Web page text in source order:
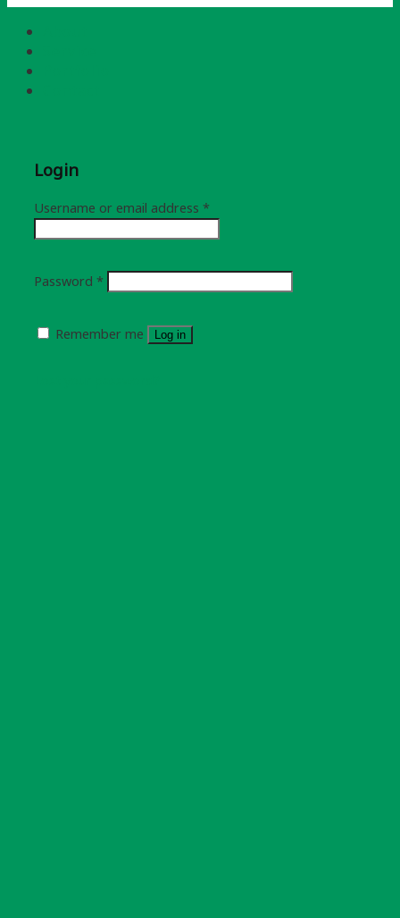
Login
Username or email address *
Password *
Remember me Log in